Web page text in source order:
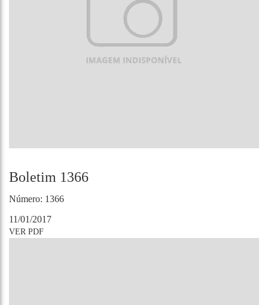
Boletim 1366
Número: 1366
11/01/2017
VER PDF